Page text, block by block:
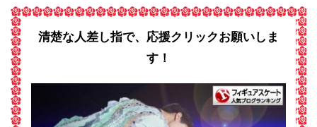
清楚な人差し指で、応援クリックお願いしま
す！